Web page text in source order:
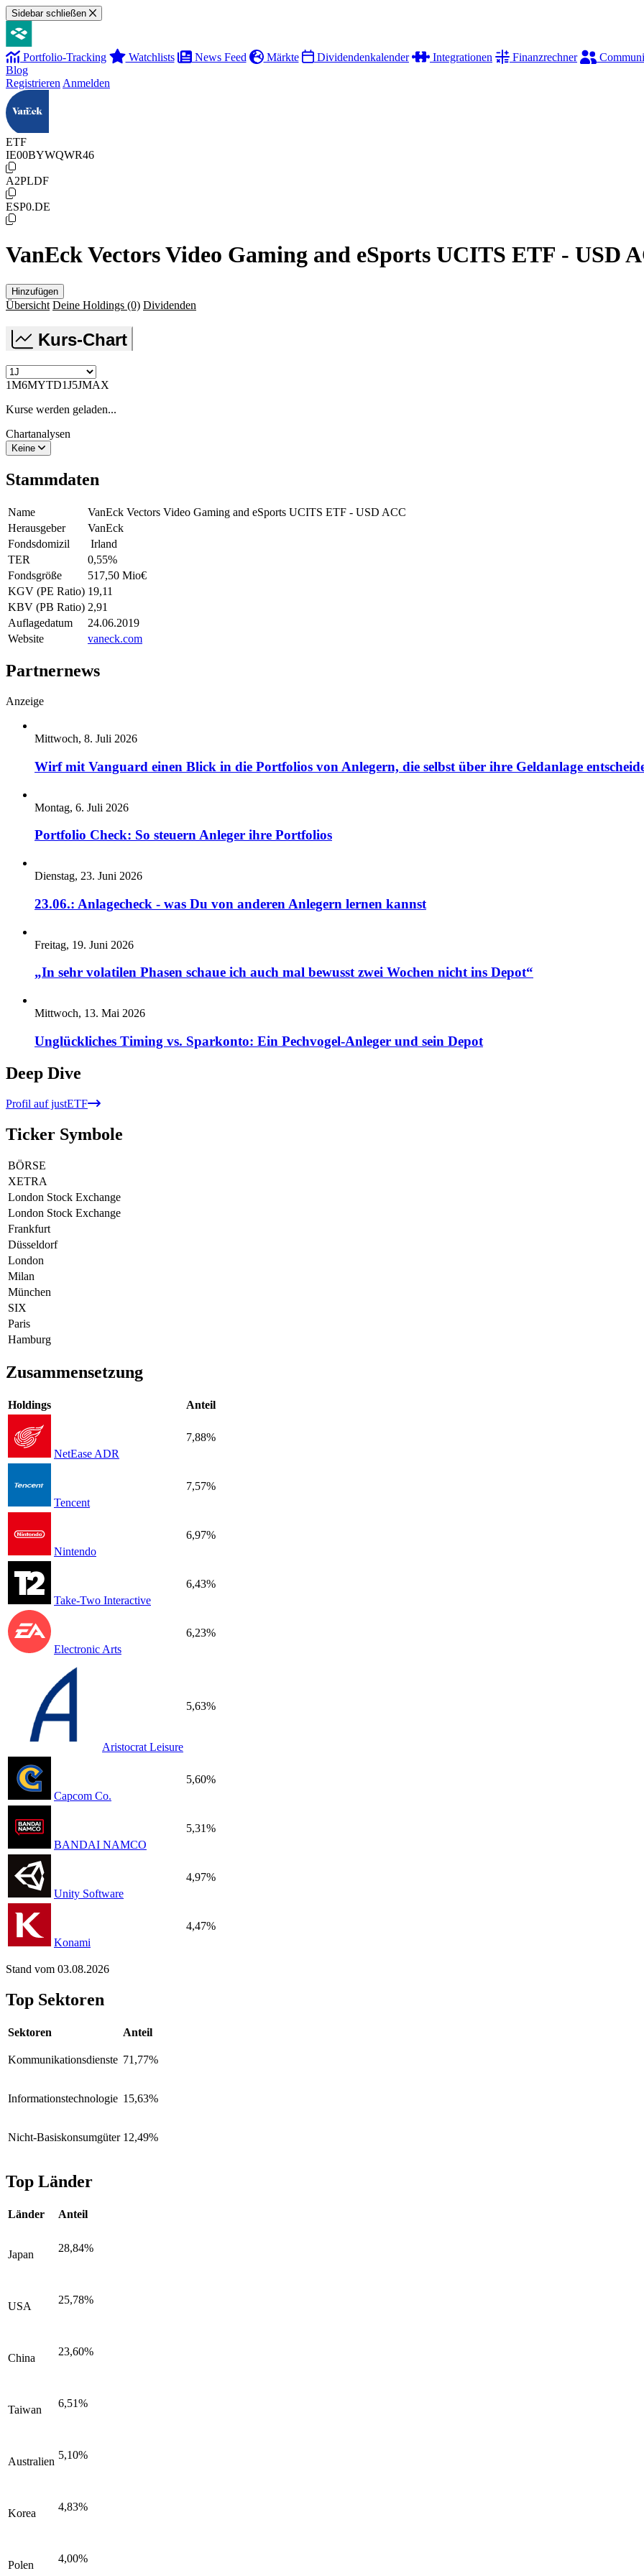
Sidebar schließen
Portfolio-Tracking Watchlists News Feed Märkte Dividendenkalender Integrationen Finanzrechner
Blog
Registrieren Anmelden
ETF
IE00BYWQWR46
A2PLDF
ESP0.DE
VanEck Vectors Video Gaming and eSports UCITS ETF - USD
Hinzufügen
Übersicht Deine Holdings (0) Dividenden
Kurs-Chart
1M6MYTD1J5JMAX
Kurse werden geladen...
Chartanalysen
Keine
Stammdaten
Name
VanEck Vectors Video Gaming and eSports UCITS ETF - USD ACC
Herausgeber
VanEck
Fondsdomizil
Irland
TER
0,55%
Fondsgröße
517,50 Mio€
KGV (PE Ratio) 19,11
KBV (PB Ratio) 2,91
Auflagedatum
24.06.2019
Website
vaneck.com
Partnernews
Anzeige
Mittwoch, 8. Juli 2026
Wirf mit Vanguard einen Blick in die Portfolios von Anlegern, die selbst über ihre Geldanlage
Montag, 6. Juli 2026
Portfolio Check: So steuern Anleger ihre Portfolios
Dienstag, 23. Juni 2026
23.06.: Anlagecheck - was Du von anderen Anlegern lernen kannst
Freitag, 19. Juni 2026
„In sehr volatilen Phasen schaue ich auch mal bewusst zwei Wochen nicht ins Depot“
Mittwoch, 13. Mai 2026
Unglückliches Timing vs. Sparkonto: Ein Pechvogel-Anleger und sein Depot
Deep Dive
Profil auf justETF
Ticker Symbole
BÖRSE
XETRA
London Stock Exchange
London Stock Exchange
Frankfurt
Düsseldorf
London
Milan
München
SIX
Paris
Hamburg
Zusammensetzung
Holdings Anteil
NetEase ADR
7,88%
Tencent
7,57%
Nintendo
6,97%
Take-Two Interactive
6,43%
Electronic Arts
6,23%
Aristocrat Leisure
5,63%
Capcom Co.
5,60%
BANDAI NAMCO
5,31%
Unity Software
4,97%
Konami
4,47%
Stand vom 03.08.2026
Top Sektoren
Sektoren Anteil
Kommunikationsdienste 71,77%
Informationstechnologie 15,63%
Nicht-Basiskonsumgüter 12,49%
Top Länder
Länder Anteil
Japan
28,84%
USA
25,78%
China
23,60%
Taiwan
6,51%
Australien
5,10%
Korea
4,83%
Polen
4,00%